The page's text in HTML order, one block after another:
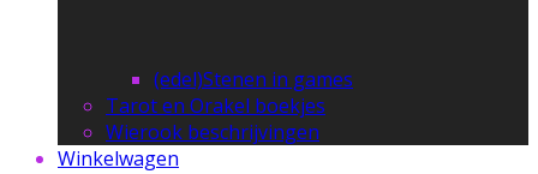
(edel)Stenen in games
Tarot en Orakel boekjes
Wierook beschrijvingen
Winkelwagen